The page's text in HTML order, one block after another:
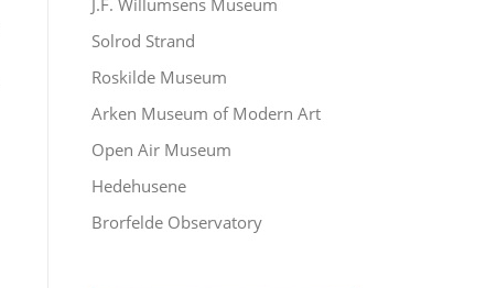
J.F. Willumsens Museum
Solrod Strand
Roskilde Museum
Arken Museum of Modern Art
Open Air Museum
Hedehusene
Brorfelde Observatory